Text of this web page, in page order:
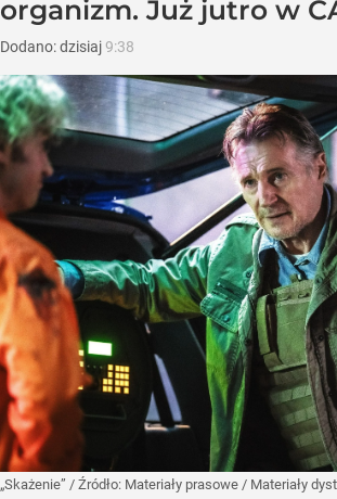
organizm. Już jutro w
Dodano:dzisiaj 9:38
„Skażenie” / Źródło: Materiały prasowe / Materiały